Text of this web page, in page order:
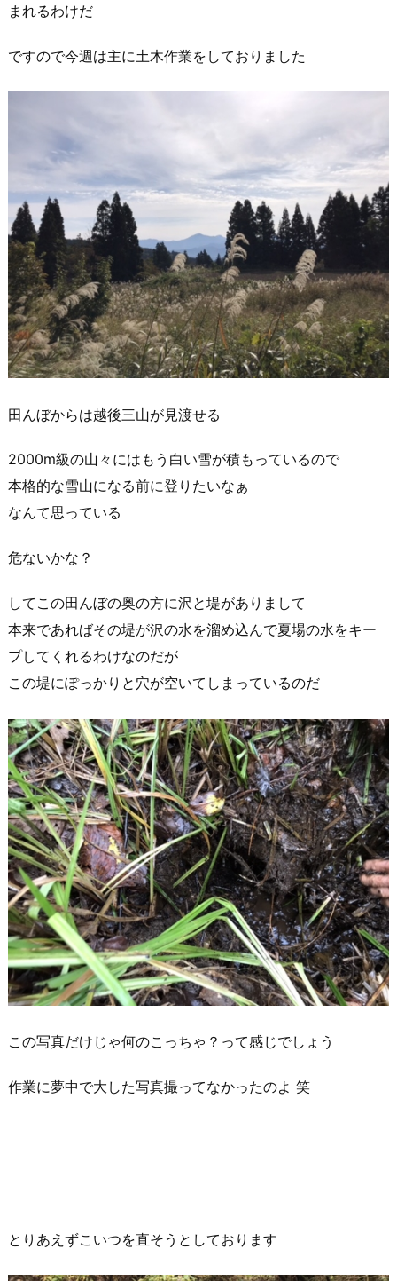
まれるわけだ
ですので今週は主に土木作業をしておりました
田んぼからは越後三山が見渡せる
2000m級の山々にはもう白い雪が積もっているので
本格的な雪山になる前に登りたいなぁ
なんて思っている
危ないかな？
してこの田んぼの奥の方に沢と堤がありまして
本来であればその堤が沢の水を溜め込んで夏場の水をキー
プしてくれるわけなのだが
この堤にぽっかりと穴が空いてしまっているのだ
この写真だけじゃ何のこっちゃ？って感じでしょう
作業に夢中で大した写真撮ってなかったのよ 笑
とりあえずこいつを直そうとしております